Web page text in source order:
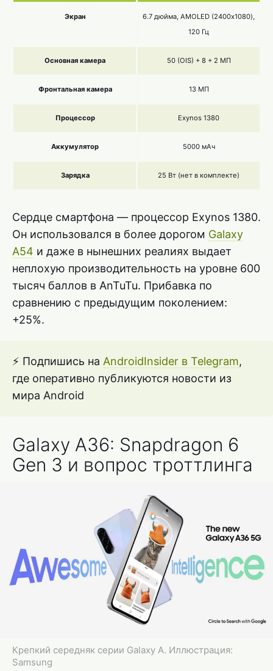
Экран
6.7 дюйма, AMOLED (2400х1080),
120 Гц
Основная камера 50 (OIS) + 8 + 2 МП
Фронтальная камера 13 МП
Процессор Exynos 1380
Аккумулятор 5000 мАч
Зарядка 25 Вт (нет в комплекте)
Сердце смартфона — процессор Exynos 1380.
Он использовался в более дорогом Galaxy
A54 и даже в нынешних реалиях выдает
неплохую производительность на уровне 600
тысяч баллов в AnTuTu. Прибавка по
сравнению с предыдущим поколением:
+25%.
⚡ Подпишись на AndroidInsider в Telegram,
где оперативно публикуются новости из
мира Android
Galaxy A36: Snapdragon 6
Gen 3 и вопрос троттлинга
Крепкий середняк серии Galaxy A. Иллюстрация:
Samsung